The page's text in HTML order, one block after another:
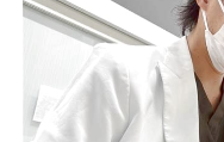
よくある
当サイトに